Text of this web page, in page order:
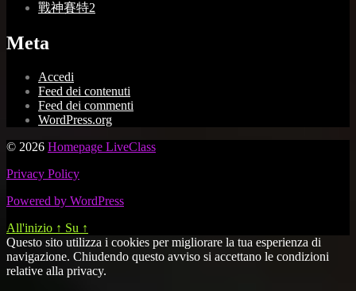
戰神賽特2
Meta
Accedi
Feed dei contenuti
Feed dei commenti
WordPress.org
© 2026 Homepage LiveClass
Privacy Policy
Powered by WordPress
All'inizio ↑ Su ↑
Questo sito utilizza i cookies per migliorare la tua esperienza di
navigazione. Chiudendo questo avviso si accettano le condizioni
relative alla privacy.